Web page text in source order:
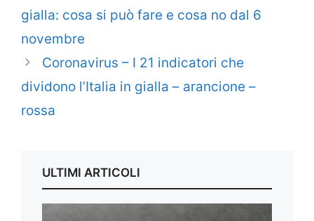
gialla: cosa si può fare e cosa no dal 6
novembre
Coronavirus – I 21 indicatori che
dividono l’Italia in gialla – arancione –
rossa
ULTIMI ARTICOLI